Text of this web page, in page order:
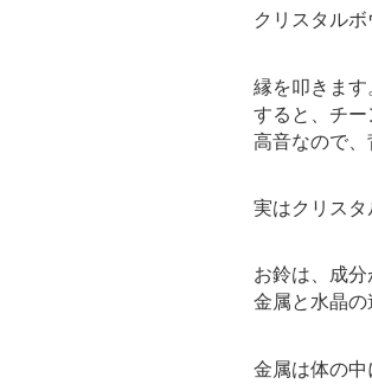
クリスタルボ
縁を叩きます
すると、チー
高音なので、
実はクリスタ
お鈴は、成
金属と水晶の
金属は体の中